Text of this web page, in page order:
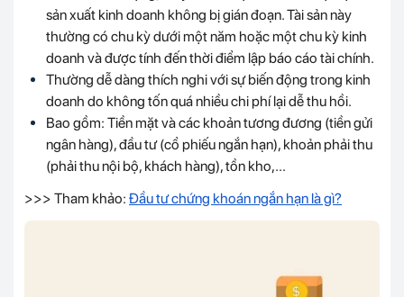
sản xuất kinh doanh không bị gián đoạn. Tài sản này
thường có chu kỳ dưới một năm hoặc một chu kỳ kinh
doanh và được tính đến thời điểm lập báo cáo tài chính.
Thường dễ dàng thích nghi với sự biến động trong kinh
doanh do không tốn quá nhiều chi phí lại dễ thu hồi.
Bao gồm: Tiền mặt và các khoản tương đương (tiền gửi
ngân hàng), đầu tư (cổ phiếu ngắn hạn), khoản phải thu
(phải thu nội bộ, khách hàng), tồn kho,...
>>> Tham khảo: Đầu tư chứng khoán ngắn hạn là gì?